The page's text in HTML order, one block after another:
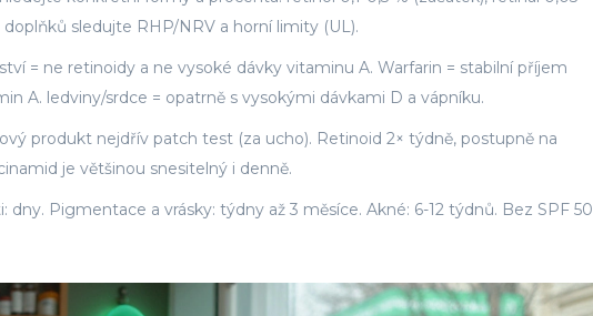
sledujte RHP/NRV a horní limity (UL).
= ne retinoidy a ne vysoké dávky vitaminu A. Warfarin = stabilní příjem
A. ledviny/srdce = opatrně s vysokými dávkami D a vápníku.
produkt nejdřív patch test (za ucho). Retinoid 2× týdně, postupně na
je většinou snesitelný i denně.
dny. Pigmentace a vrásky: týdny až 3 měsíce. Akné: 6-12 týdnů. Bez SPF 50